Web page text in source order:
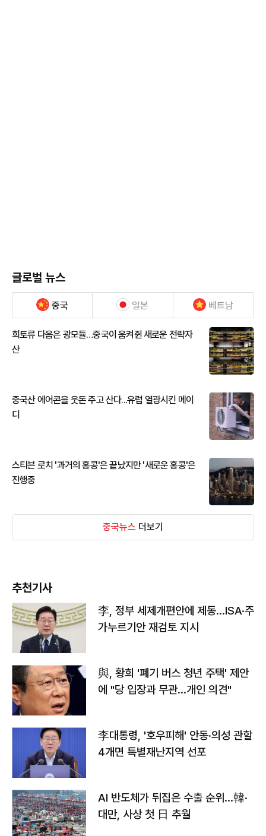
글로벌 뉴스
중국 일본 베트남
희토류 다음은 광모듈…중국이 움켜쥔 새로운 전략자
산
중국산 에어콘을 웃돈 주고 산다...유럽 열광시킨 메이
디
스티븐 로치 '과거의 홍콩'은 끝났지만 '새로운 홍콩'은
진행중
중국뉴스 더보기
추천기사
李, 정부 세제개편안에 제동…ISA·주
가누르기안 재검토 지시
與, 황희 '폐기 버스 청년 주택' 제안
에 "당 입장과 무관…개인 의견"
李대통령, '호우피해' 안동·의성 관할
4개면 특별재난지역 선포
AI 반도체가 뒤집은 수출 순위…韓·
대만, 사상 첫 日 추월